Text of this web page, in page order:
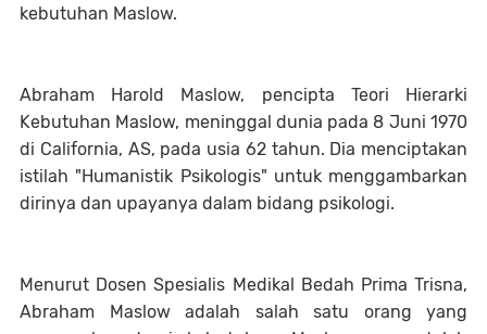
kebutuhan Maslow.
Abraham Harold Maslow, pencipta Teori Hierarki
Kebutuhan Maslow, meninggal dunia pada 8 Juni 1970
di California, AS, pada usia 62 tahun. Dia menciptakan
istilah "Humanistik Psikologis" untuk menggambarkan
dirinya dan upayanya dalam bidang psikologi.
Menurut Dosen Spesialis Medikal Bedah Prima Trisna,
Abraham Maslow adalah salah satu orang yang